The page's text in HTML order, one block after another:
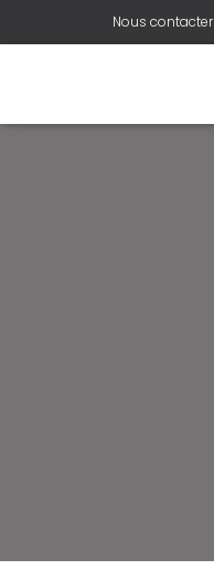
Nous contacter